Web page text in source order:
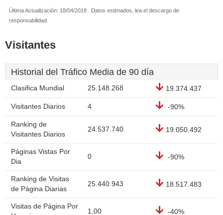
Última Actualización: 18/04/2018 . Datos estimados, lea el descargo de
responsabilidad.
Visitantes
Historial del Tráfico Media de 90 día
Clasifica Mundial 25.148.268 19.374.437
Visitantes Diarios 4 -90%
Ranking de
Visitantes Diarios
24.537.740 19.050.492
Páginas Vistas Por
Dia
0 -90%
Ranking de Visitas
de Página Diarias
25.440.943 18.517.483
Visitas de Página Por
1,00 -40%